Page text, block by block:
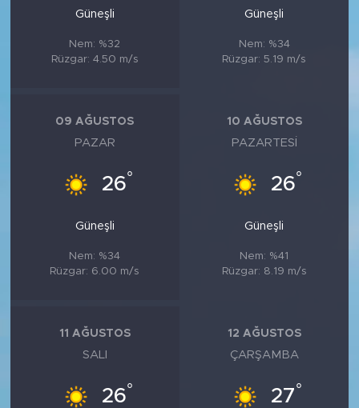
Güneşli
Nem: %32
Rüzgar: 4.50 m/s
Güneşli
Nem: %34
Rüzgar: 5.19 m/s
09 AĞUSTOS
PAZAR
26°
Güneşli
Nem: %34
Rüzgar: 6.00 m/s
10 AĞUSTOS
PAZARTESI
26°
Güneşli
Nem: %41
Rüzgar: 8.19 m/s
11 AĞUSTOS
SALI
26°
12 AĞUSTOS
ÇARŞAMBA
27°